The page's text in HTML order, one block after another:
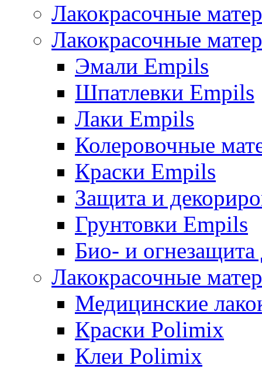
Лакокрасочные
Лакокрасочные
Эмали Empils
Шпатлевки Empils
Лаки Empils
Колеровочные
Краски Empils
Защита и
Грунтовки Empils
Био- и
Лакокрасочные
Медицинские
Краски Polimix
Клеи Polimix